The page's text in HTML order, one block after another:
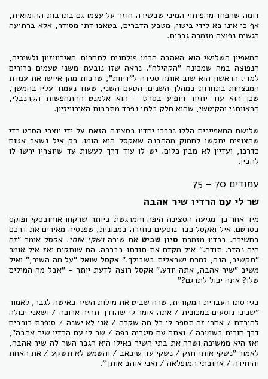
דומה שהפחד מהפיתוי המיני שבשירה חוזר על עצמו גם בתרבות ההומואית,
אף כי אינו בא לידי ביטוי, מטבע הדברים, בטאבו דתי מסודר, אלא ברתיעה
רגשית נפוצה מזמרה גברית.
המאפיין השלישי הוא האהבה הכמו פולחנית לתחרות האירוויזיון ולשיריה,
הנפוצה במה שמכונה "הקהילה". נראה שזו נובעת משני טעמים ברורים
למדי. הראשון הוא שוב אותה סגידה ל"דיוות", שרבות מהן איישו את עמדת
המנצחות בתחרות במהלך השנים. הטעם השני, שעוד נעמוד עליו בהמשך,
שכן הוא עוד יחזור ויופיע בסרט - הוא אלמנט ההתחפשות הקרנבלי,
הראוותני והקיטשי, שהוא חלק בלתי נפרד מתרבות האירוויזיון.
שלושת המאפיינים הללו נכרכו יחדיו בסצינה הזאת על ידי יוצרי הסרט כדי
שהצופים יתקשו לחמוק מההבנה שאקסל הוא הומו. רק איל נשאר אטום
כדרכו, ועדיין לא מבין כלום. יש לו עוד דרך לעשות עד שיוצריו ירשו לו
להבין.
עמודים 70 – 75
שר לי עם הרדיו שיר אהבה
מיד אחר כך מגיעה הסצינה היפה והמרגשת ביותר שרקחו אוחובסקי ופוקס
בסרטם. איל ואקסל כבר נוסעים בחזרה במכונית, שפנסיה מאירים את דרכם
בחשיכה. ברדיו מזמרת סיון שביטאת שירהנשקי אותי. אקסל אומר "זה
היה נהדר. תודה." איל מקדם את תודתו בברכה. הם שותקים ואז איל אומר
"תקשיב, הנה, זמרת ישראלית בשבילך." אקסל שואל "על מה השיר," ואיל
משיב "שיר אהבה, אתה יודע." אקסל רוצה לדעת יותר - "אבל מה המילים
שלו? אתה יכול לתרגם?"
בגירסתו העברית המקורית, שרה שביט את מילות השיר כאישה לגבר, לאמור
"שנינו נוסעים במכונית / אתה אומר לי שהדרך תהיה ארוכה / ושאני יכולה
להירדם / אחרי זה תספר לי כל מה שקרה / אני לא ישנה / סופרת כוכבים
דרך חורים בשמיכה / ואתה עם סיגריה בפה / שר לי עם הרדיו שיר אהבה",
ואז היא ממשיכה ושרה את בתי השיר כאילו היא הגבר השר לה שיר אהבה,
לאמור "נשקי אותי חזק / נשקי עד שיכאב / והשמש לא תשקע / את האחת
והיחידה / אהובתי המופלאה / ואני אוהב אותך".